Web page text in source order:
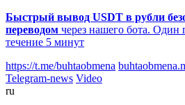
Быстрый вывод USDT в рубли
переводом через нашего бота. Один
течение 5 минут
https://t.me/buhtaobmena
Telegram-news Video
ru